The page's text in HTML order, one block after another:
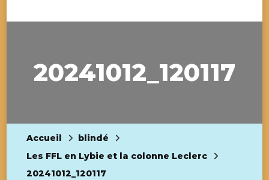
20241012_120117
Accueil
blindé
Les FFL en Lybie et la colonne Leclerc
20241012_120117